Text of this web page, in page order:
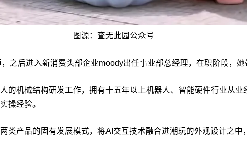
图源：查无此园公众号
之后进入新消费头部企业moody出任事业部总经理，在职阶段，
的机械结构研发工作，拥有十五年以上机器人、智能硬件行业从
操经验。
产品的固有发展模式，将AI交互技术融合进潮玩的外观设计之中